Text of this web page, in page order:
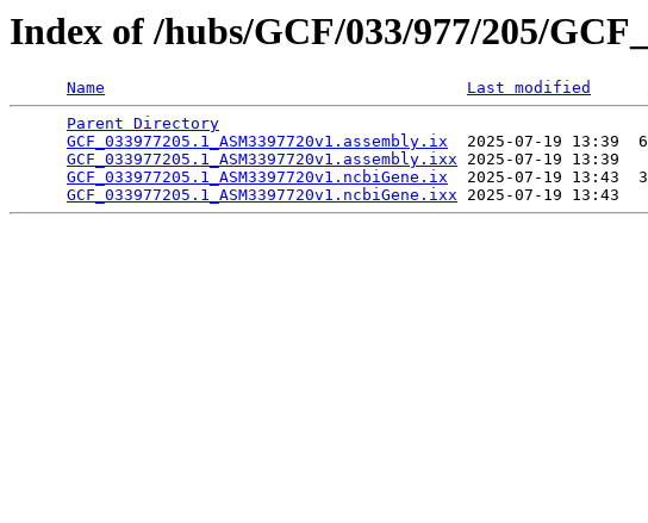
Index of /hubs/GCF/033/977/205/
Name Last modified
Parent Directory
GCF_033977205.1_ASM3397720v1.assembly.ix
2025-07-19 13:39
GCF_033977205.1_ASM3397720v1.assembly.ixx 2025-07-19 13:39
GCF_033977205.1_ASM3397720v1.ncbiGene.ix
2025-07-19 13:43
GCF_033977205.1_ASM3397720v1.ncbiGene.ixx